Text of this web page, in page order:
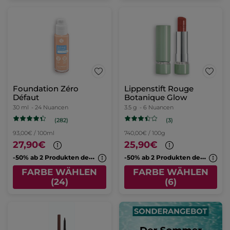
Foundation Zéro
Défaut
30 ml - 24 Nuancen
(282)
93,00€ / 100ml
27,90€
-
50% ab 2 Produkten deiner Wahl
FARBE WÄHLEN
(24)
Lippenstift Rouge
Botanique Glow
3.5 g - 6 Nuancen
(3)
740,00€ / 100g
25,90€
-
50% ab 2 Produkten deiner Wahl
FARBE WÄHLEN
(6)